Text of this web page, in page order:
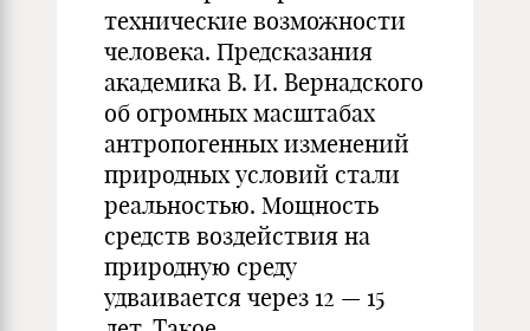
технические возможности
человека. Предсказания
академика В. И. Вернадского
об огромных масштабах
антропогенных изменений
природных условий стали
реальностью. Мощность
средств воздействия на
природную среду
удваивается через 12 — 15